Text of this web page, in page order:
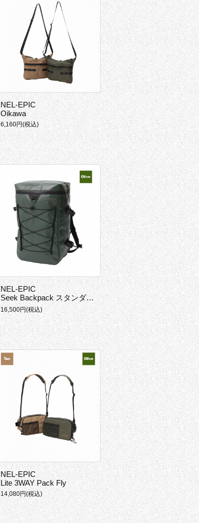
NEL-EPIC
Oikawa
6,160円(税込)
NEL-EPIC
Seek Backpack スタンダード
16,500円(税込)
NEL-EPIC
Lite 3WAY Pack Fly
14,080円(税込)